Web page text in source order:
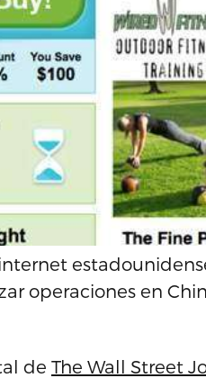
operaciones en
de The Wall Street